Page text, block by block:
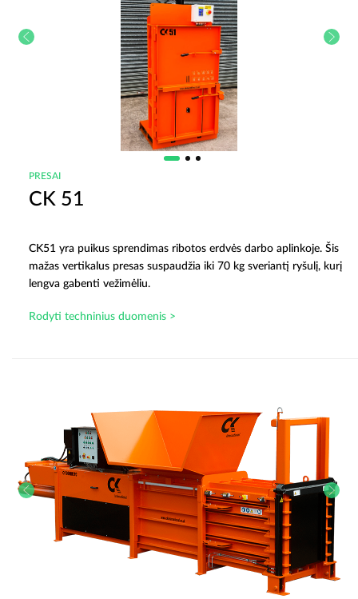
PRESAI
CK 51
CK51 yra puikus sprendimas ribotos erdvės darbo aplinkoje. Šis
mažas vertikalus presas suspaudžia iki 70 kg sveriantį ryšulį, kurį
lengva gabenti vežimėliu.
Rodyti techninius duomenis >